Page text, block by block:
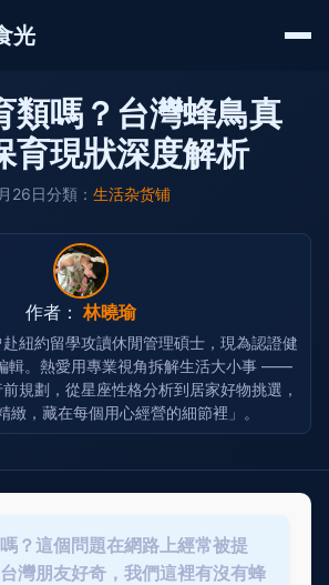
光
類嗎？台灣蜂鳥真
育現狀深度解析
26日分類： 生活杂货铺
作者：林曉瑜
紐約留學攻讀休閒管理碩士，現為認證健
輯。熱愛用專業視角拆解生活大小事 ——
規劃，從星座性格分析到居家好物挑選，
緻，藏在每個用心經營的細節裡」。
？這個問題在網路上經常被提
灣朋友好奇，我們這裡有沒有蜂